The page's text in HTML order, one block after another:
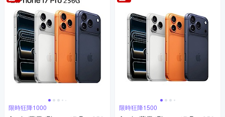
限時狂降1000 限時狂降1500